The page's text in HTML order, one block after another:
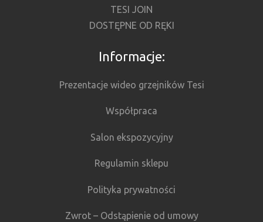
TESI JOIN
DOSTĘPNE OD RĘKI
Informacje:
Prezentacje wideo grzejników Tesi
Współpraca
Salon ekspozycyjny
Regulamin sklepu
Polityka prywatności
Zwrot – Odstąpienie od umowy